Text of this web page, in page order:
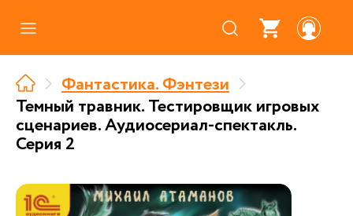
Где купить
Про аудиокниги
Партнерам
Фантастика. Фэнтези
Темный травник. Тестировщик игровых
сценариев. Аудиосериал-спектакль.
Серия 2